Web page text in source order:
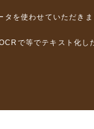
タを使わせていただき
で等でテキスト化